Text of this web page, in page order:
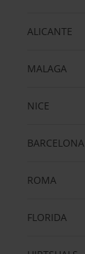
ALICANTE
MALAGA
NICE
BARCELONA
ROMA
FLORIDA